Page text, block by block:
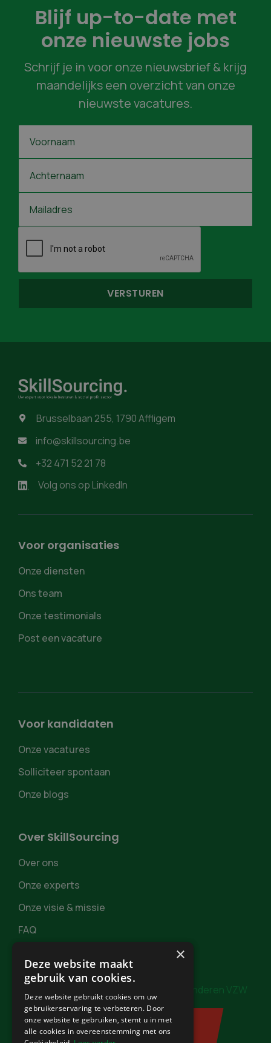
Blijf up-to-date met
onze nieuwste jobs
Schrijf je in voor onze nieuwsbrief & krijg
maandelijks een overzicht van onze
nieuwste vacatures.
 Brusselbaan 255, 1790 Affligem
 info@skillsourcing.be

+32 471 52 21 78
Volg ons op LinkedIn
Voor organisaties
Onze diensten
Ons team
Onze testimonials
Post een vacature
Voor kandidaten
Onze vacatures
Solliciteer spontaan
Onze blogs
Over SkillSourcing
Over ons
Onze experts
Onze visie & missie
FAQ
Burgerzaken Vlaanderen VZW
×
Deze website maakt
gebruik van cookies.
Deze website gebruikt cookies om uw
gebruikerservaring te verbeteren. Door
onze website te gebruiken, stemt u in met
alle cookies in overeenstemming met ons